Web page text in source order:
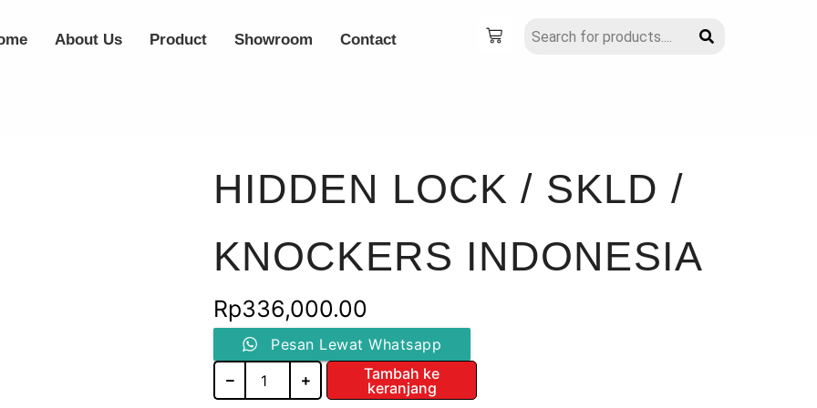
About Us Product Showroom Contact
HIDDEN LOCK / SKLD /
KNOCKERS INDONESIA
Rp336,000.00
Pesan Lewat Whatsapp
Kuantitas
HIDDEN
Tambah ke
keranjang